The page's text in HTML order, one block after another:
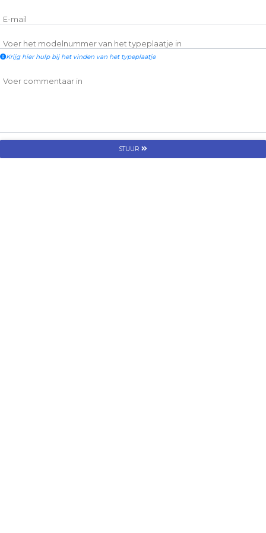
E-mail
Voer het modelnummer van het typeplaatje in
Krijg hier hulp bij het vinden van het typeplaatje
Voer commentaar in
STUUR